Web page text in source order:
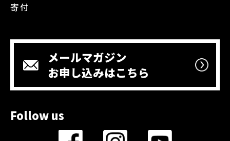
寄付
メールマガジン
お申し込みはこちら
Follow us